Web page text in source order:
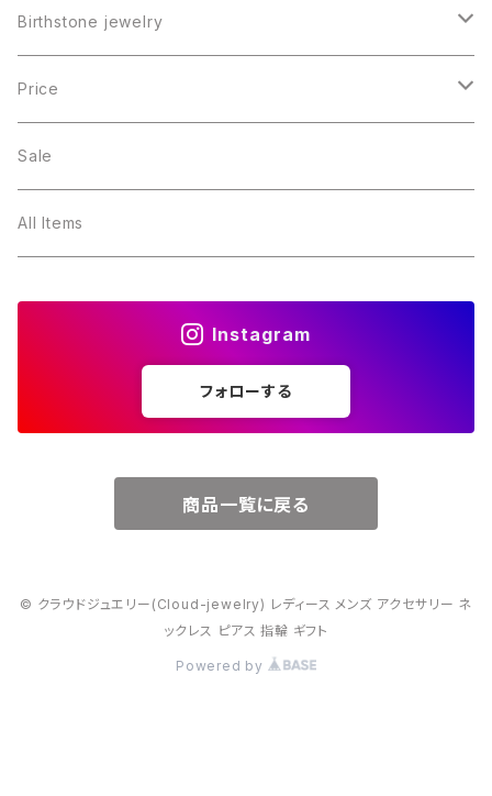
Birthstone jewelry
１月・ガーネット
２月・アメジスト
３月・アクアマリン
Price
～5000円
～10000円
Sale
All Items
Instagram
フォローする
商品一覧に戻る
© クラウドジュエリー(Cloud-jewelry) レディース メンズ アクセサリー ネ
ックレス ピアス 指輪 ギフト
Powered by